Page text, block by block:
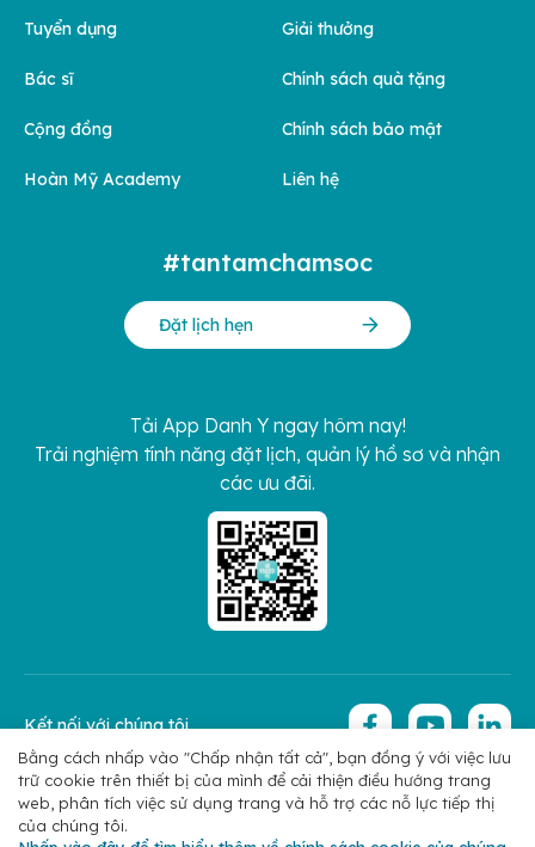
Tuyển dụng
Bác sĩ
Cộng đồng
Hoàn Mỹ Academy
Giải thưởng
Chính sách quà tặng
Chính sách bảo mật
Liên hệ
#tantamchamsoc
Đặt lịch hẹn
Tải App Danh Y ngay hôm nay!
Trải nghiệm tính năng đặt lịch, quản lý hồ sơ và nhận
các ưu đãi.
Chính sách bảo mật Copyright 2026 © Hoan My Corporation
Kết nối với chúng tôi
Bằng cách nhấp vào "Chấp nhận tất cả", bạn đồng ý với việc lưu
trữ cookie trên thiết bị của mình để cải thiện điều hướng trang
web, phân tích việc sử dụng trang và hỗ trợ các nỗ lực tiếp thị
của chúng tôi.